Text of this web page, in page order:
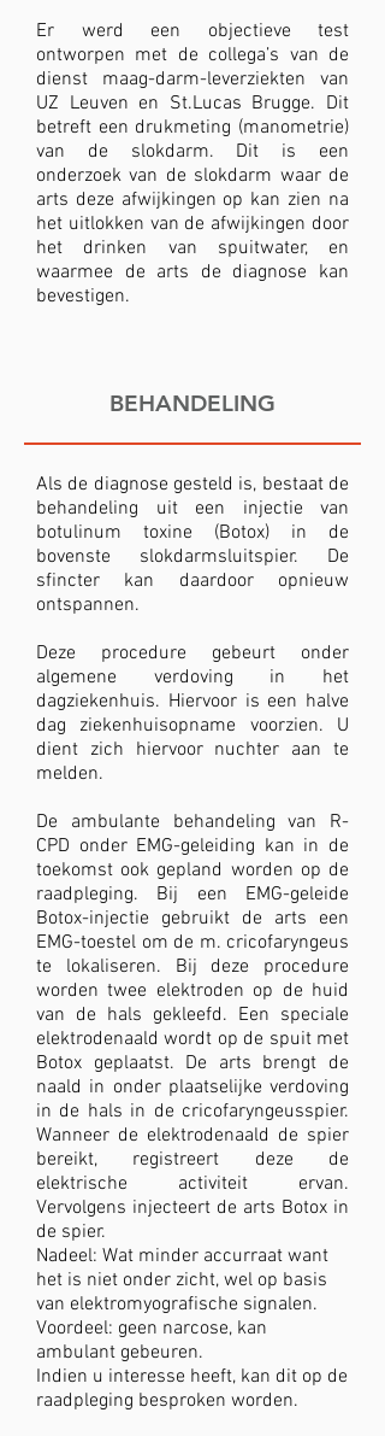
Er werd een objectieve test
ontworpen met de collega’s van de
dienst maag-darm-leverziekten van
UZ Leuven en St.Lucas Brugge. Dit
betreft een drukmeting (manometrie)
van de slokdarm. Dit is een
onderzoek van de slokdarm waar de
arts deze afwijkingen op kan zien na
het uitlokken van de afwijkingen door
het drinken van spuitwater, en
waarmee de arts de diagnose kan
bevestigen.
BEHANDELING
Als de diagnose gesteld is, bestaat de
behandeling uit een injectie van
botulinum toxine (Botox) in de
bovenste slokdarmsluitspier. De
sfincter kan daardoor opnieuw
ontspannen.
Deze procedure gebeurt onder
algemene verdoving in het
dagziekenhuis. Hiervoor is een halve
dag ziekenhuisopname voorzien. U
dient zich hiervoor nuchter aan te
melden.
De ambulante behandeling van R-
CPD onder EMG-geleiding kan in de
toekomst ook gepland worden op de
raadpleging. Bij een EMG-geleide
Botox-injectie gebruikt de arts een
EMG-toestel om de m. cricofaryngeus
te lokaliseren. Bij deze procedure
worden twee elektroden op de huid
van de hals gekleefd. Een speciale
elektrodenaald wordt op de spuit met
Botox geplaatst. De arts brengt de
naald in onder plaatselijke verdoving
in de hals in de cricofaryngeusspier.
Wanneer de elektrodenaald de spier
bereikt, registreert deze de
elektrische activiteit ervan.
Vervolgens injecteert de arts Botox in
de spier.
Nadeel: Wat minder accurraat want
het is niet onder zicht, wel op basis
van elektromyografische signalen.
Voordeel: geen narcose, kan
ambulant gebeuren.
Indien u interesse heeft, kan dit op de
raadpleging besproken worden.